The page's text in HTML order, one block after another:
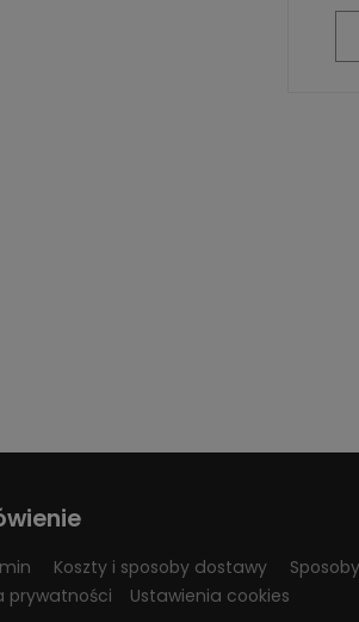
Koszty i sposoby dostawy
prywatności
Ustawienia cookies